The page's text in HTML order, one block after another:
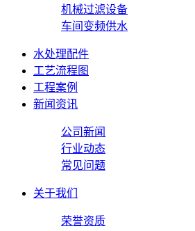
机械过滤设备
车间变频供水
水处理配件
工艺流程图
工程案例
新闻资讯
公司新闻
行业动态
常见问题
关于我们
荣誉资质